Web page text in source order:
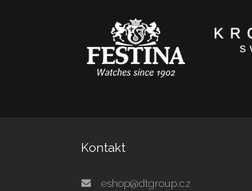
Kontakt
eshop@dtgroup.cz